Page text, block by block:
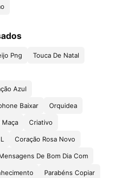
Png Touca De Natal
Azul
Baixar Orquidea
Maça Criativo
Coração Rosa Novo
De Bom Dia Com
Parabéns Copiar